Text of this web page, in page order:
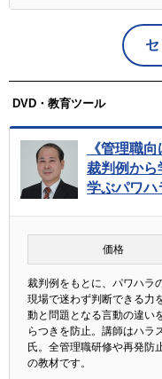
DVD・教育ツール
《管理職
裁判例から
学ぶパワハ
価格
裁判例をもとに、パワハラ
現場で迷わず判断できる力
動と問題となる言動の違い
らつきを防止。講師はハラ
氏。全管理職研修や再発防
の教材です。